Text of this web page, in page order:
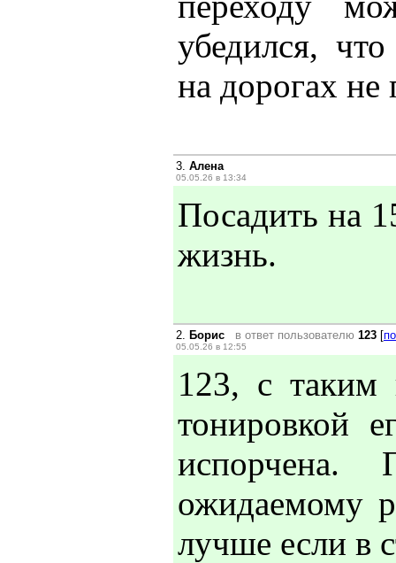
убедился,
на дорогах не
3. Алена
05.05.26 в 13:34
Посадить на
жизнь.
2. Борис в ответ пользователю 123 [
05.05.26 в 12:55
123, с таким
тонировкой
ожидаемому
лучше если в